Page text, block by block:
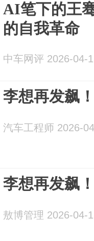
AI笔下的王
的自我革命
中车网评 2026-04-
李想再发飙
汽车工程师 2026-
李想再发飙
敖博管理 2026-04-